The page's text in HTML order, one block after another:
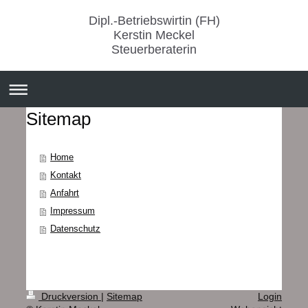
Dipl.-Betriebswirtin (FH)
Kerstin Meckel
Steuerberaterin
Sitemap
Home
Kontakt
Anfahrt
Impressum
Datenschutz
Druckversion | Sitemap
Login